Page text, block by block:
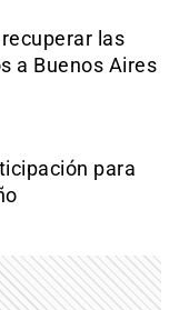
las
a Buenos Aires
para